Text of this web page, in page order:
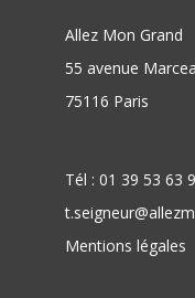
Allez Mon Grand
55 avenue
75116 Paris
Tél : 01 39 53 63
Mentions légales